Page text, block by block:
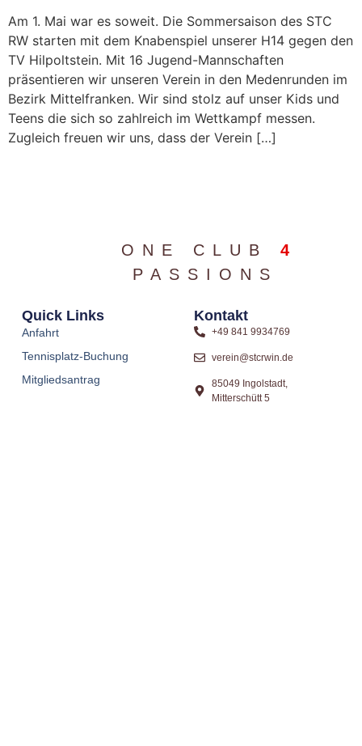
Am 1. Mai war es soweit. Die Sommersaison des STC
RW starten mit dem Knabenspiel unserer H14 gegen den
TV Hilpoltstein. Mit 16 Jugend-Mannschaften
präsentieren wir unseren Verein in den Medenrunden im
Bezirk Mittelfranken. Wir sind stolz auf unser Kids und
Teens die sich so zahlreich im Wettkampf messen.
Zugleich freuen wir uns, dass der Verein […]
ONE CLUB
4
PASSIONS
Quick Links
Anfahrt
Tennisplatz-Buchung
Mitgliedsantrag
Kontakt
+49 841 9934769
verein@stcrwin.de
85049 Ingolstadt,
Mitterschütt 5